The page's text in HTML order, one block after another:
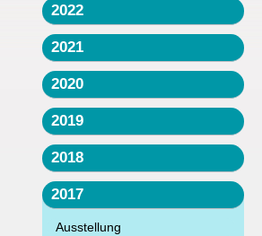
2022
2021
2020
2019
2018
2017
Ausstellung